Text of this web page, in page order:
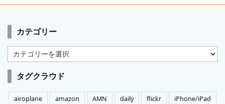
カテゴリー
カ
テ
ゴ
リ
ー
タグクラウド
airoplane amazon AMN daily flickr
iPhone/iPad